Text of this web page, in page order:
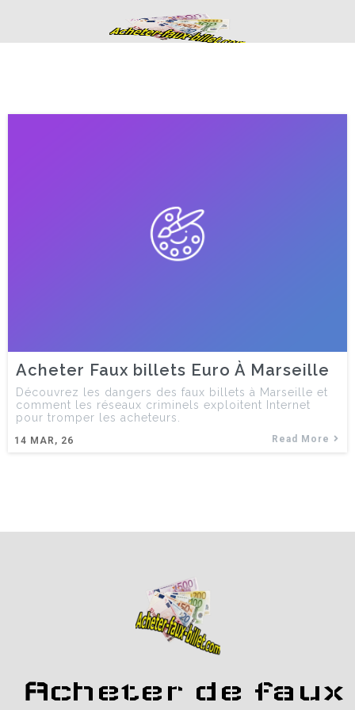
monnaie en euros
CONTACTS
Acheter Faux billets Euro À Marseille
14 MAR, 26
Découvrez les dangers des faux billets à Marseille et
comment les réseaux criminels exploitent Internet
pour tromper les acheteurs.
Read More
Acheter de faux